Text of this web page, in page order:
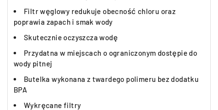
Filtr węglowy redukuje obecność chloru oraz
poprawia zapach i smak wody
Skutecznie oczyszcza wodę
Przydatna w miejscach o ograniczonym dostępie do
wody pitnej
Butelka wykonana z twardego polimeru bez dodatku
BPA
Wykręcane filtry